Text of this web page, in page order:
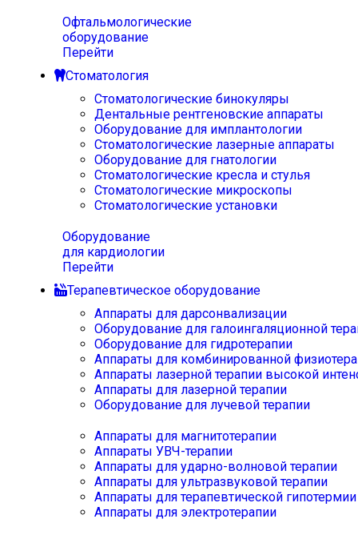
Офтальмологические
оборудование
Перейти
Стоматология
Стоматологические бинокуляры
Дентальные рентгеновские аппараты
Оборудование для имплантологии
Стоматологические лазерные аппараты
Оборудование для гнатологии
Стоматологические кресла и стулья
Стоматологические микроскопы
Стоматологические установки
Оборудование
для кардиологии
Перейти
Терапевтическое оборудование
Аппараты для дарсонвализации
Оборудование для галоингаляционной
Оборудование для гидротерапии
Аппараты для комбинированной
Аппараты лазерной терапии высокой
Аппараты для лазерной терапии
Оборудование для лучевой терапии
Аппараты для магнитотерапии
Аппараты УВЧ-терапии
Аппараты для ударно-волновой терапии
Аппараты для ультразвуковой терапии
Аппараты для терапевтической
Аппараты для электротерапии